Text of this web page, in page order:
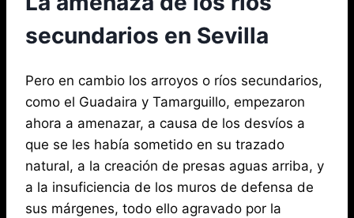
secundarios en Sevilla
Pero en cambio los arroyos o ríos secundarios,
como el Guadaira y Tamarguillo, empezaron
ahora a amenazar, a causa de los desvíos a
que se les había sometido en su trazado
natural, a la creación de presas aguas arriba, y
a la insuficiencia de los muros de defensa de
sus márgenes, todo ello agravado por la